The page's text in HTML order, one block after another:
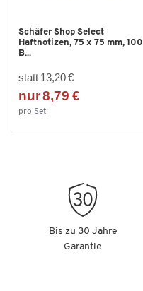
Schäfer Shop Select
Haftnotizen, 75 x 75 mm, 100
B...
statt 13,20 €
nur 8,79 €
pro Set
Bis zu 30 Jahre
Garantie